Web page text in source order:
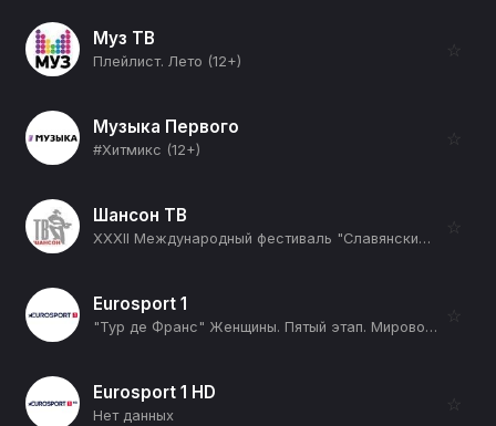
Муз ТВ
Плейлист. Лето (12+)
☆
Музыка Первого
#Хитмикс (12+)
☆
Шансон ТВ
XXXII Международный фестиваль "Славянский базар в Витебске" (12+)
☆
Eurosport 1
"Тур де Франс" Женщины. Пятый этап. Мировой тур (12+)
☆
Eurosport 1 HD
Нет данных
☆